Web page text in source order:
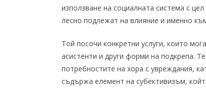
използване на социалната система с
лесно подлежат на влияние и именно
Той посочи конкретни услуги, които
асистенти и други форми на подкрепа.
потребностите на хора с увреждания,
съдържа елемент на субективизъм,